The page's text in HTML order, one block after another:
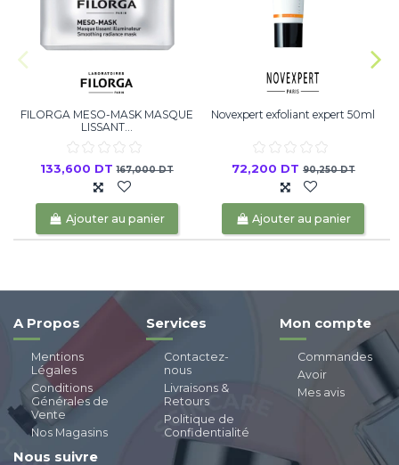
FILORGA MESO-MASK MASQUE
LISSANT...
133,600 DT167,000 DT
Ajouter au panier
Novexpert exfoliant expert 50ml
72,200 DT 90,250 DT
Ajouter au panier
A Propos
Mentions
Légales
Conditions
Générales de
Vente
Nos Magasins
Services
Contactez-
nous
Livraisons &
Retours
Politique de
Confidentialité
Mon compte
Commandes
Avoir
Mes avis
Nous suivre